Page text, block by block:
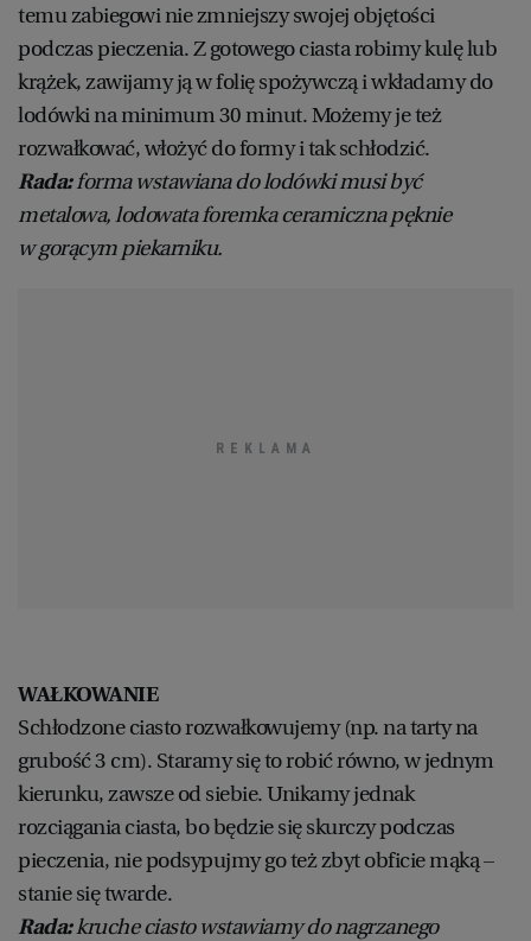
temu zabiegowi nie zmniejszy swojej objętości
podczas pieczenia. Z gotowego ciasta robimy kulę lub
krążek, zawijamy ją w folię spożywczą i wkładamy do
lodówki na minimum 30 minut. Możemy je też
rozwałkować, włożyć do formy i tak schłodzić.
Rada:forma wstawiana do lodówki musi być
metalowa, lodowata foremka ceramiczna pęknie
w gorącym piekarniku.
WAŁKOWANIE
Schłodzone ciasto rozwałkowujemy (np. na tarty na
grubość 3 cm). Staramy się to robić równo, w jednym
kierunku, zawsze od siebie. Unikamy jednak
rozciągania ciasta, bo będzie się skurczy podczas
pieczenia, nie podsypujmy go też zbyt obficie mąką –
stanie się twarde.
Rada:kruche ciasto wstawiamy do nagrzanego